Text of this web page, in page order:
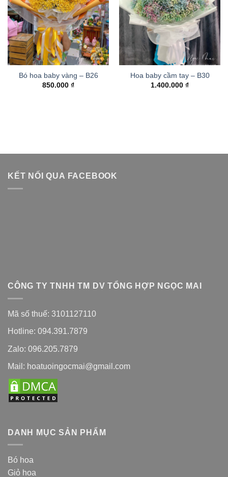
Bó hoa baby vàng – B26
850.000 ₫
Hoa baby cầm tay – B30
1.400.000 ₫
KẾT NỐI QUA FACEBOOK
CÔNG TY TNHH TM DV TỔNG HỢP NGỌC MAI
Mã số thuế: 3101127110
Hotline: 094.391.7879
Zalo: 096.205.7879
Mail: hoatuoingocmai@gmail.com
DANH MỤC SẢN PHẨM
Bó hoa
Giỏ hoa